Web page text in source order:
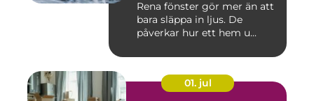
Rena fönster gör mer än att
bara släppa in ljus. De
påverkar hur ett hem u...
01. jul